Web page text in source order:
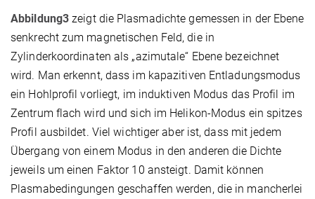
Abbildung3 zeigt die Plasmadichte gemessen in der Ebene
senkrecht zum magnetischen Feld, die in
Zylinderkoordinaten als „azimutale“ Ebene bezeichnet
wird. Man erkennt, dass im kapazitiven Entladungsmodus
ein Hohlprofil vorliegt, im induktiven Modus das Profil im
Zentrum flach wird und sich im Helikon-Modus ein spitzes
Profil ausbildet. Viel wichtiger aber ist, dass mit jedem
Übergang von einem Modus in den anderen die Dichte
jeweils um einen Faktor 10 ansteigt. Damit können
Plasmabedingungen geschaffen werden, die in mancherlei